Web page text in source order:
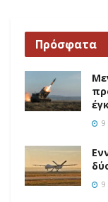
Πρόσφατα
9
9